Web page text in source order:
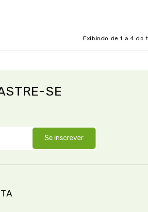
Exibindo de 1 a 4 do
SE
Se inscrever